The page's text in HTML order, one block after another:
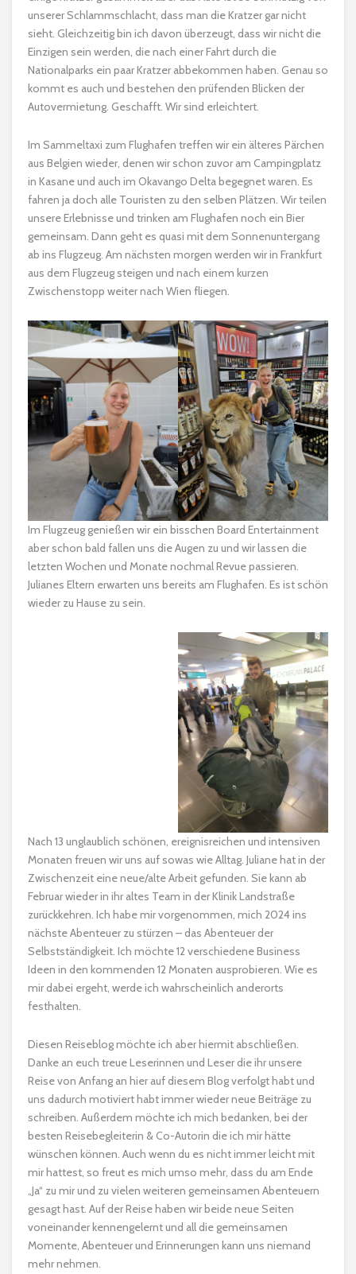
unserer Schlammschlacht, dass man die Kratzer gar nicht
sieht. Gleichzeitig bin ich davon überzeugt, dass wir nicht die
Einzigen sein werden, die nach einer Fahrt durch die
Nationalparks ein paar Kratzer abbekommen haben. Genau so
kommt es auch und bestehen den prüfenden Blicken der
Autovermietung. Geschafft. Wir sind erleichtert.
Im Sammeltaxi zum Flughafen treffen wir ein älteres Pärchen
aus Belgien wieder, denen wir schon zuvor am Campingplatz
in Kasane und auch im Okavango Delta begegnet waren. Es
fahren ja doch alle Touristen zu den selben Plätzen. Wir teilen
unsere Erlebnisse und trinken am Flughafen noch ein Bier
gemeinsam. Dann geht es quasi mit dem Sonnenuntergang
ab ins Flugzeug. Am nächsten morgen werden wir in Frankfurt
aus dem Flugzeug steigen und nach einem kurzen
Zwischenstopp weiter nach Wien fliegen.
Im Flugzeug genießen wir ein bisschen Board Entertainment
aber schon bald fallen uns die Augen zu und wir lassen die
letzten Wochen und Monate nochmal Revue passieren.
Julianes Eltern erwarten uns bereits am Flughafen. Es ist schön
wieder zu Hause zu sein.
Nach 13 unglaublich schönen, ereignisreichen und intensiven
Monaten freuen wir uns auf sowas wie Alltag. Juliane hat in der
Zwischenzeit eine neue/alte Arbeit gefunden. Sie kann ab
Februar wieder in ihr altes Team in der Klinik Landstraße
zurückkehren. Ich habe mir vorgenommen, mich 2024 ins
nächste Abenteuer zu stürzen – das Abenteuer der
Selbstständigkeit. Ich möchte 12 verschiedene Business
Ideen in den kommenden 12 Monaten ausprobieren. Wie es
mir dabei ergeht, werde ich wahrscheinlich anderorts
festhalten.
Diesen Reiseblog möchte ich aber hiermit abschließen.
Danke an euch treue Leserinnen und Leser die ihr unsere
Reise von Anfang an hier auf diesem Blog verfolgt habt und
uns dadurch motiviert habt immer wieder neue Beiträge zu
schreiben. Außerdem möchte ich mich bedanken, bei der
besten Reisebegleiterin & Co-Autorin die ich mir hätte
wünschen können. Auch wenn du es nicht immer leicht mit
mir hattest, so freut es mich umso mehr, dass du am Ende
„Ja“ zu mir und zu vielen weiteren gemeinsamen Abenteuern
gesagt hast. Auf der Reise haben wir beide neue Seiten
voneinander kennengelernt und all die gemeinsamen
Momente, Abenteuer und Erinnerungen kann uns niemand
mehr nehmen.